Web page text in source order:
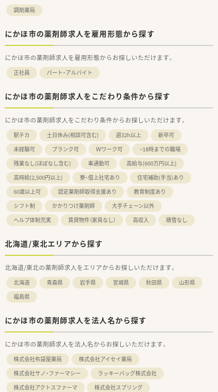
調剤薬局
にかほ市の薬剤師求人を雇用形態から探す
にかほ市の薬剤師求人を雇用形態からお探しいただけます。
正社員 パート・アルバイト
にかほ市の薬剤師求人をこだわり条件から探す
にかほ市の薬剤師求人をこだわり条件からお探しいただけます。
駅チカ 土日休み(相談可含む) 週32h以上
新卒可
未経験可
ブランク可 Ｗワーク可
~18時までの職場
残業なし(ほぼなし含む)
車通勤可
高給与(600万円以上)
高時給(2,500円以上)
寮・借上社宅あり
住宅補助(手当)あり
60歳以上可
認定薬剤師取得支援あり
教育制度あり
シフト制
かかりつけ薬剤師
大手チェーン以外
ヘルプ体制充実
賃貸物件（家具なし） 高収入 積雪なし
北海道/東北エリアから探す
北海道/東北の薬剤師求人をエリアからお探しいただけます。
北海道 青森県 岩手県 宮城県 秋田県
山形県
福島県
にかほ市の薬剤師求人を法人名から探す
にかほ市の薬剤師求人を法人名からお探しいただけます。
株式会社布袋屋薬局
株式会社アイセイ薬局
株式会社サノ・ファーマシー
ラッキーバッグ株式会社
株式会社アクトスファーマ
株式会社スプリング